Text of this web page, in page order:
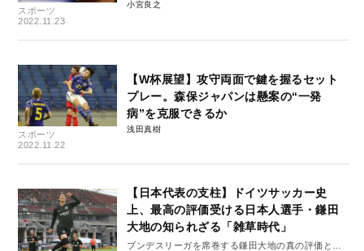
スポーツ
2022.11.23
小宮良之
スポーツ
2022.11.22
【W杯展望】攻守両面で鍵を握るセット
プレー。森保ジャパンは懸案の“一発
病”を克服できるか
浅田真樹
【日本代表の支柱】ドイツサッカー史
上、最高の評価受ける日本人選手・鎌田
大地の知られざる「雑草時代」
ブンデスリーガを席巻する鎌田大地の真の評価と経